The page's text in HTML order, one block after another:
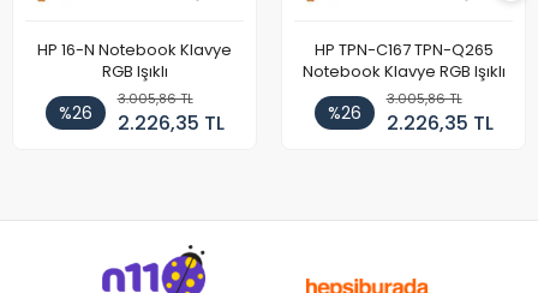
HP 16-N Notebook Klavye
RGB Işıklı
%26
3.005,86 TL
2.226,35 TL
HP TPN-C167 TPN-Q265
Notebook Klavye RGB Işıklı
%26
3.005,86 TL
2.226,35 TL